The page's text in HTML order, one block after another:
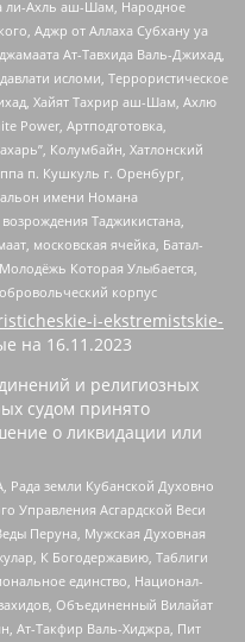
ли-Ахль аш-Шам, Народное
Аджр от Аллаха Субхану уа
Ат-Тавхида Валь-Джихад,
исломи, Террористическое
Хайят Тахрир аш-Шам, Ахлю
Power, Артподготовка,
Колумбайн, Хатлонский
п. Кушкуль г. Оренбург,
имени Номана
Таджикистана,
московская ячейка, Батал-
Которая Улыбается,
корпус
i-ekstremistskie-
на 16.11.2023
и религиозных
судом принято
о ликвидации или
Рада земли Кубанской Духовно
Управления Асгардской Веси
Перуна, Мужская Духовная
К Богодержавию, Таблиги
единство, Национал-
Объединенный Вилайат
Ат-Такфир Валь-Хиджра, Пит